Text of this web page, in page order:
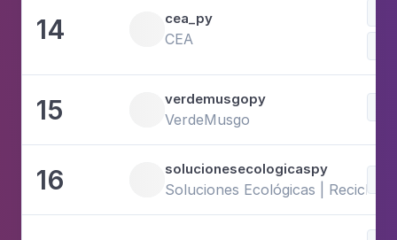
14 cea_py
CEA
15 verdemusgopy
VerdeMusgo
16 solucionesecologicaspy
Soluciones Ecológicas | Reciclaje